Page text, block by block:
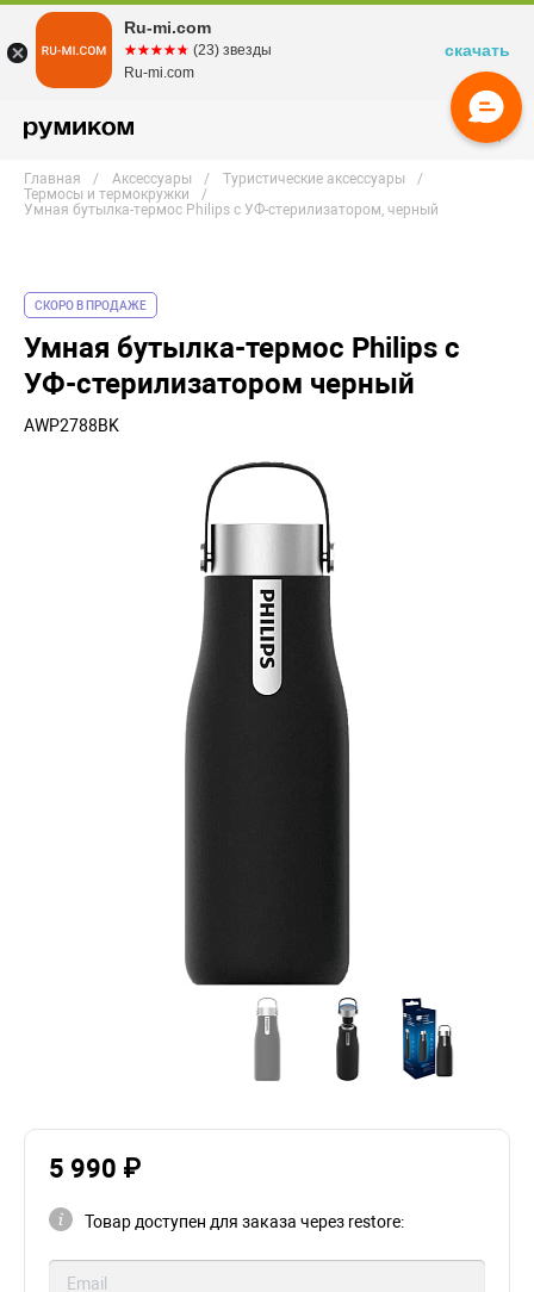
Главная Аксессуары
Туристические аксессуары
Термосы и термокружки
Умная бутылка-термос Philips с УФ-стерилизатором, черный
СКОРО В ПРОДАЖЕ
Умная бутылка-термос Philips с
УФ-стерилизатором черный
AWP2788BK
5 990 ₽
Товар доступен для заказа через restore:
Ru-mi.com
☆☆☆☆☆
★★★★★ (23) звезды
Ru-mi.com
скачать